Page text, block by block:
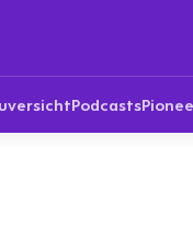
Podcasts